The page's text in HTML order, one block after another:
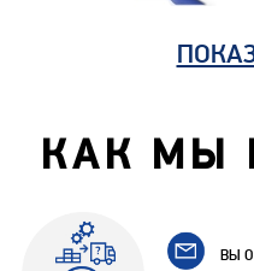
КАК МЫ
ВЫ